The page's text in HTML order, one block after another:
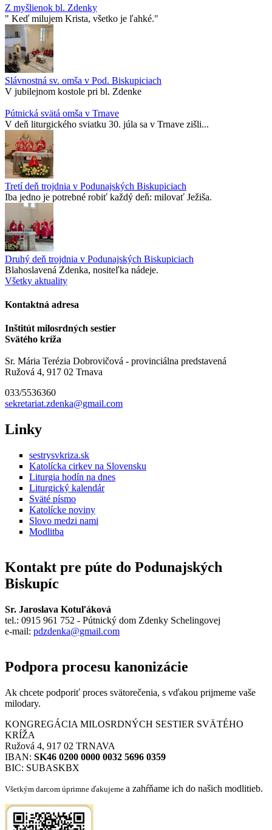
Z myšlienok bl. Zdenky
" Keď milujem Krista, všetko je ľahké."
Slávnostná sv. omša v Pod. Biskupiciach
V jubilejnom kostole pri bl. Zdenke
Pútnická svätá omša v Trnave
V deň liturgického sviatku 30. júla sa v Trnave zišli...
Tretí deň trojdnia v Podunajských Biskupiciach
Iba jedno je potrebné robiť každý deň: milovať Ježiša.
Druhý deň trojdnia v Podunajských Biskupiciach
Blahoslavená Zdenka, nositeľka nádeje.
Všetky aktuality
Kontaktná adresa
Inštitút milosrdných sestier
Svätého kríža
Sr. Mária Terézia Dobrovičová - provinciálna predstavená
Ružová 4, 917 02 Trnava
033/5536360
sekretariat.zdenka@gmail.com
Linky
sestrysvkriza.sk
Katolícka cirkev na Slovensku
Liturgia hodín na dnes
Liturgický kalendár
Sväté písmo
Katolícke noviny
Slovo medzi nami
Modlitba
Kontakt pre púte do Podunajských
Biskupíc
Sr. Jaroslava Kotuľáková
tel.: 0915 961 752 - Pútnický dom Zdenky Schelingovej
e-mail: pdzdenka@gmail.com
Podpora procesu kanonizácie
Ak chcete podporiť proces svätorečenia, s vďakou prijmeme vaše
milodary.
KONGREGÁCIA MILOSRDNÝCH SESTIER SVÄTÉHO
KRÍŽA
Ružová 4, 917 02 TRNAVA
IBAN: SK46 0200 0000 0032 5696 0359
BIC: SUBASKBX
Všetkým darcom úprimne ďakujeme a zahŕňame ich do našich modlitieb.